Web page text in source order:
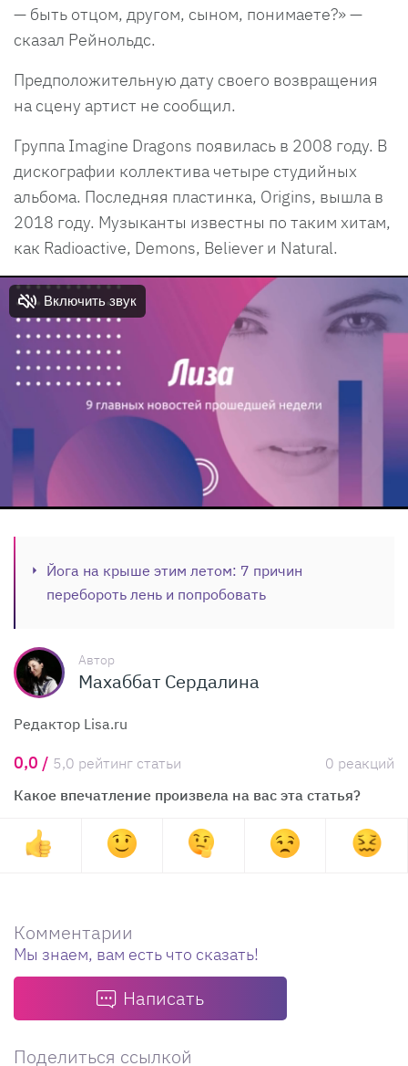
— быть отцом, другом, сыном, понимаете?» —
сказал Рейнольдс.
Предположительную дату своего возвращения
на сцену артист не сообщил.
Группа Imagine Dragons появилась в 2008 году. В
дискографии коллектива четыре студийных
альбома. Последняя пластинка, Origins, вышла в
2018 году. Музыканты известны по таким хитам,
как Radioactive, Demons, Believer и Natural.
Йога на крыше этим летом: 7 причин
перебороть лень и попробовать
Автор
Махаббат Сердалина
Редактор Lisa.ru
0,0 / 5,0 рейтинг статьи
0 реакций
Какое впечатление произвела на вас эта статья?
Комментарии
Мы знаем, вам есть что сказать!
Написать
Поделиться ссылкой